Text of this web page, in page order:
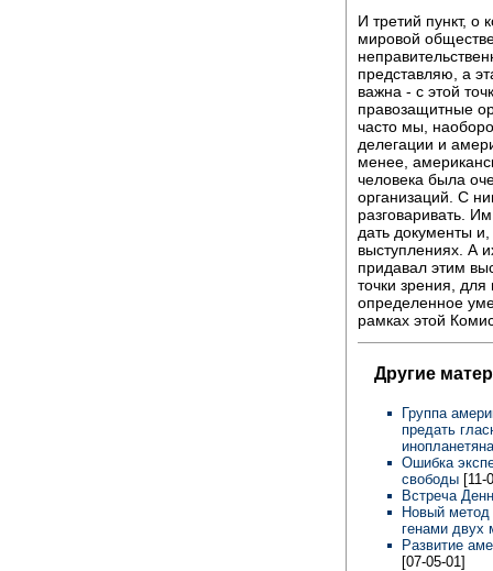
И третий пункт, о
мировой
представляю, а
важна - с этой
правозащитные
часто мы,
делегации и
менее,
человека была
организаций. С
разговаривать.
дать документы
выступлениях. А
придавал этим
точки зрения,
определенное
рамках этой
Другие
Группа
предать
Ошибка
свободы [11-
Встреча
Новый метод
генами двух
Развитие
[07-05-01]